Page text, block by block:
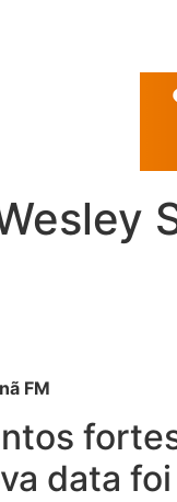
FM
data